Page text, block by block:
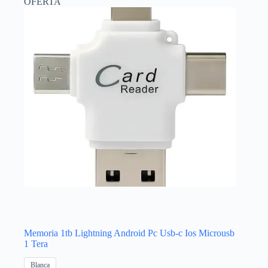
variantes.
elegir
página
Memoria 1tb Lightning Android Pc Usb-c Ios Microusb
1 Tera
Blanca